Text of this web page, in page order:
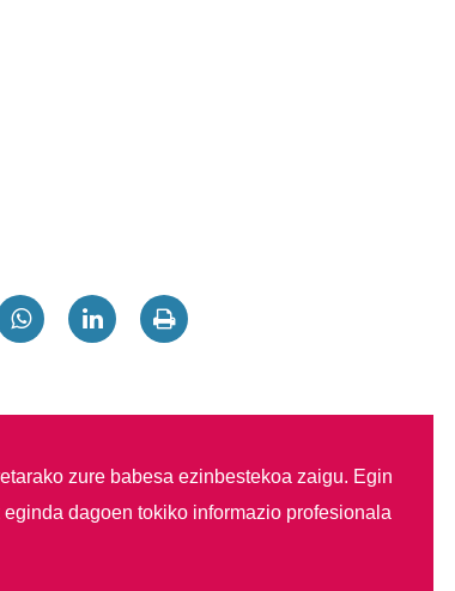
zure babesa ezinbestekoa zaigu. Egin
dagoen tokiko informazio profesionala